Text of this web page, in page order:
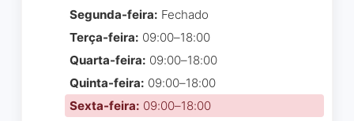
importante: minhas
pequenas amaram. Super
recomendo!
Aline E Silva ☆ 5/5
Segunda-feira: Fechado
Terça-feira: 09:00–18:00
Quarta-feira: 09:00–18:00
Quinta-feira: 09:00–18:00
Sexta-feira: 09:00–18:00